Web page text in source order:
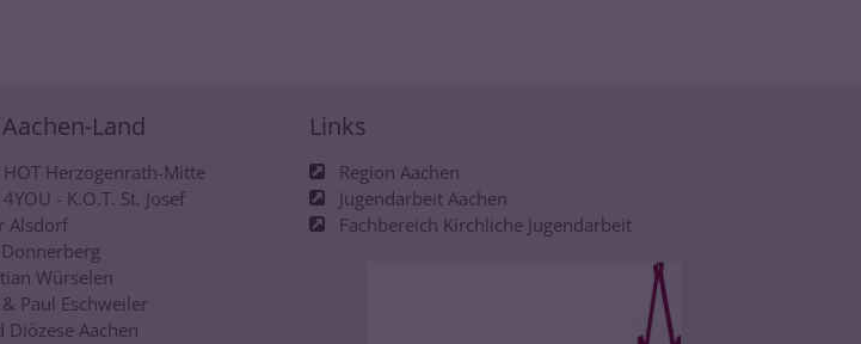
Land
Herzogenrath-Mitte
- K.O.T. St. Josef
Alsdorf
Donnerberg
Würselen
& Paul Eschweiler
Diözese Aachen
Links
Region Aachen
Jugendarbeit Aachen
Fachbereich Kirchliche Jugendarbeit